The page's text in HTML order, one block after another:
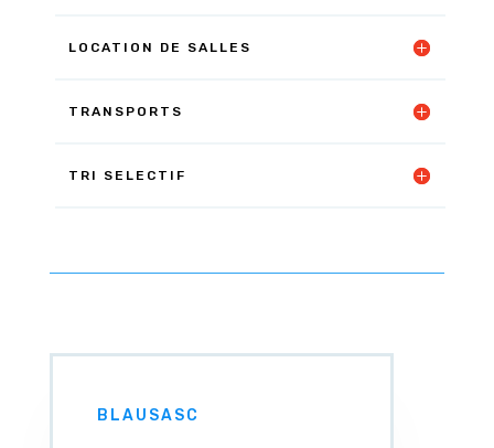
LOCATION DE SALLES
TRANSPORTS
TRI SELECTIF
BLAUSASC